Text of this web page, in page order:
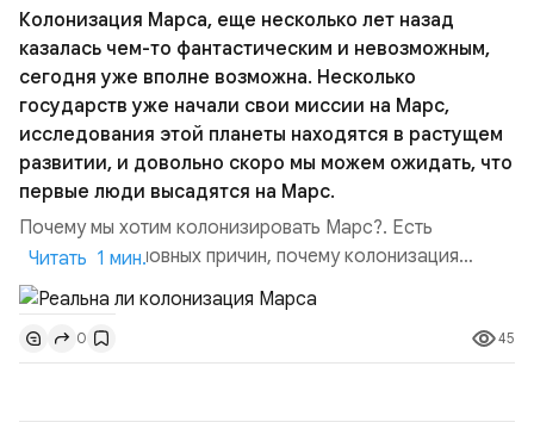
Колонизация Марса, еще несколько лет назад
казалась чем-то фантастическим и невозможным,
сегодня уже вполне возможна. Несколько
государств уже начали свои миссии на Марс,
исследования этой планеты находятся в растущем
развитии, и довольно скоро мы можем ожидать, что
первые люди высадятся на Марс.
Почему мы хотим колонизировать Марс?. Есть
несколько основных причин, почему колонизация
Марса является важной задачей:- Решение проблемы
перенаселения Земли.- Исследование и понимание
марсианской среды и наука об устройстве планет.-
Разработка новых технологий в космической отрасли.-
станет за...
Читать 1 мин.
0 45